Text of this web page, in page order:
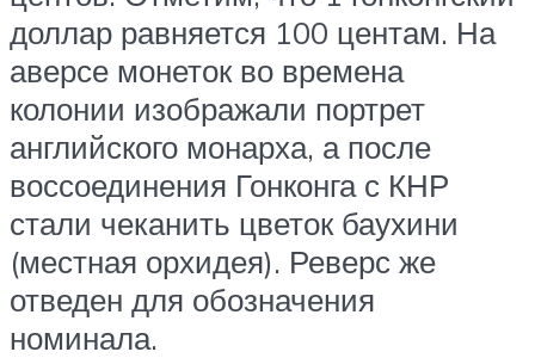
доллар равняется 100 центам. На
аверсе монеток во времена
колонии изображали портрет
английского монарха, а после
воссоединения Гонконга с КНР
стали чеканить цветок баухини
(местная орхидея). Реверс же
отведен для обозначения
номинала.